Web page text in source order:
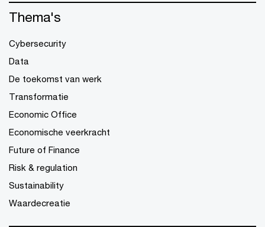
Thema's
Cybersecurity
Data
De toekomst van werk
Transformatie
Economic Office
Economische veerkracht
Future of Finance
Risk & regulation
Sustainability
Waardecreatie